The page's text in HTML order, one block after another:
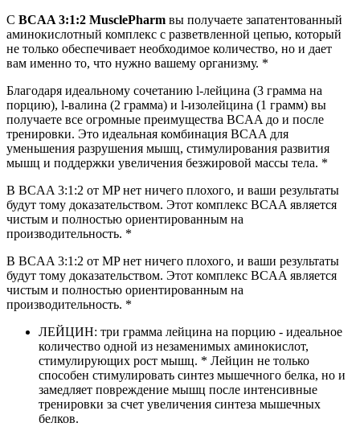
С BCAA 3:1:2 MusclePharm вы получаете запатентованный
аминокислотный комплекс с разветвленной цепью, который
не только обеспечивает необходимое количество, но и дает
вам именно то, что нужно вашему организму. *
Благодаря идеальному сочетанию l-лейцина (3 грамма на
порцию), l-валина (2 грамма) и l-изолейцина (1 грамм) вы
получаете все огромные преимущества BCAA до и после
тренировки. Это идеальная комбинация BCAA для
уменьшения разрушения мышц, стимулирования развития
мышц и поддержки увеличения безжировой массы тела. *
В BCAA 3:1:2 от MP нет ничего плохого, и ваши результаты
будут тому доказательством. Этот комплекс BCAA является
чистым и полностью ориентированным на
производительность. *
В BCAA 3:1:2 от MP нет ничего плохого, и ваши результаты
будут тому доказательством. Этот комплекс BCAA является
чистым и полностью ориентированным на
производительность. *
ЛЕЙЦИН: три грамма лейцина на порцию - идеальное
количество одной из незаменимых аминокислот,
стимулирующих рост мышц. * Лейцин не только
способен стимулировать синтез мышечного белка, но и
замедляет повреждение мышц после интенсивные
тренировки за счет увеличения синтеза мышечных
белков.